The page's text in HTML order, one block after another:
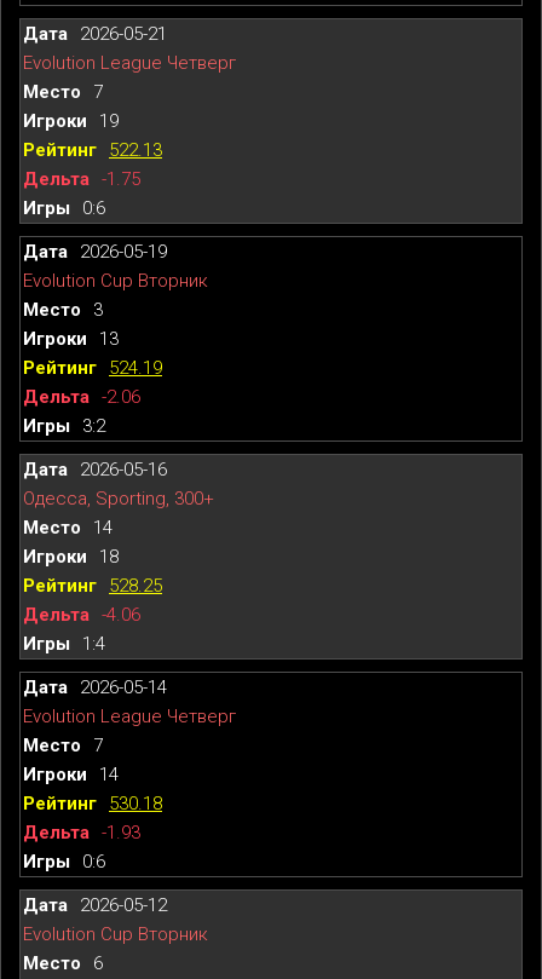
2026-05-21
Evolution League Четверг
7
19
522.13
-1.75
0:6
2026-05-19
Evolution Cup Вторник
3
13
524.19
-2.06
3:2
2026-05-16
Одесса, Sporting, 300+
14
18
528.25
-4.06
1:4
2026-05-14
Evolution League Четверг
7
14
530.18
-1.93
0:6
2026-05-12
Evolution Cup Вторник
6